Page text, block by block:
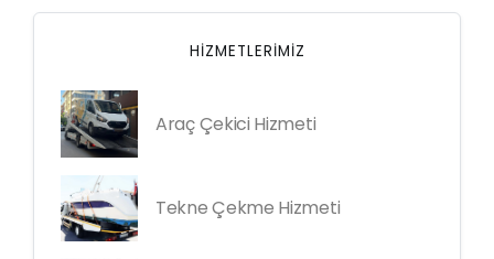
HIZMETLERIMIZ
Araç Çekici Hizmeti
Tekne Çekme Hizmeti